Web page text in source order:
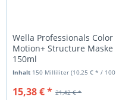
Wella Professionals Color
Motion+ Structure Maske
150ml
Inhalt 150 Milliliter(10,25 € * / 100 Milliliter)
21,42 € *
15,38 € *